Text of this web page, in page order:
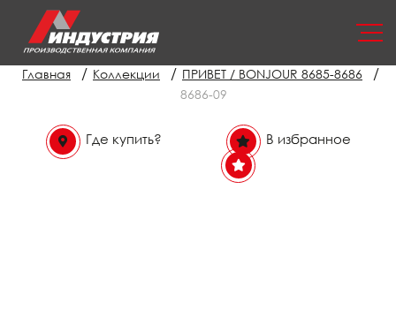
Главная / Коллекции / ПРИВЕТ / BONJOUR 8685-8686 /
8686-09
Где купить? В избранное